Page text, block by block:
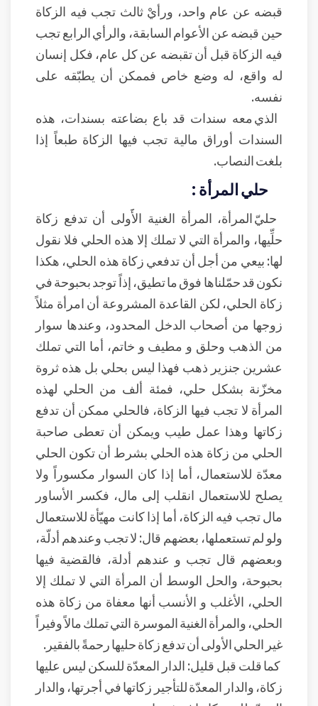
قبضه عن عام واحد، ورأيْ ثالث تجب فيه الزكاة
حين قبضه عن الأعوام السابقة، والرأي الرابع تجب
فيه الزكاة قبل أن تقبضه عن كل عام، فكل إنسان
له واقع، له وضع خاص فممكن أن يطبّقه على
نفسه.
الذي معه سندات قد باع بضاعته بسندات، هذه
السندات أوراق مالية تجب فيها الزكاة طبعاً إذا
بلغت النصاب.
حلي المرأة :
حليّ المرأة، المرأة الغنية الأََولى أن تدفع زكاة
حلِّيها، والمرأة التي لا تملك إلا هذه الحلي فلا نقول
لها: بيعي من أجل أن تدفعي زكاة هذه الحلي، هكذا
نكون قد حمّلناها فوق ما تطيق، إذاً توجد بحبوحة في
زكاة الحلي، لكن القاعدة المشروعة أن امرأة مثلاً
زوجها من أصحاب الدخل المحدود، وعندها سوار
من الذهب وحلق و مطيف و خاتم، أما التي تملك
عشرين جنزير ذهب فهذا ليس بحلي بل هذه ثروة
مخزّنة بشكل حلي، فمئة ألف من الحلي لهذه
المرأة لا تجب فيها الزكاة، فالحلي ممكن أن تدفع
زكاتها وهذا عمل طيب ويمكن أن تعطى صاحبة
الحلي من زكاة هذه الحلي بشرط أن تكون الحلي
معدّة للاستعمال، أما إذا كان السوار مكسوراً ولا
يصلح للاستعمال انقلب إلى مال، فكسر الأساور
مال تجب فيه الزكاة، أما إذا كانت مهيّأة للاستعمال
ولو لم تستعملها، بعضهم قال: لا تجب وعندهم أدلّة،
وبعضهم قال تجب و عندهم أدلة، فالقضية فيها
بحبوحة، والحل الوسط أن المرأة التي لا تملك إلا
الحلي، الأغلب و الأنسب أنها معفاة من زكاة هذه
الحلي، والمرأة الغنية الموسرة التي تملك مالاً وفيراً
غير الحلي الأولى أن تدفع زكاة حليها رحمةً بالفقير.
كما قلت قبل قليل: الدار المعدّة للسكن ليس عليها
زكاة، والدار المعدّة للتأجير زكاتها في أجرتها، والدار